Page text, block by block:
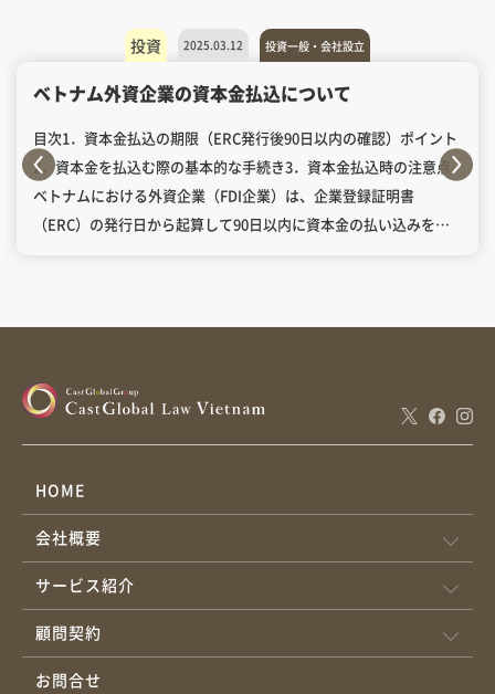
投資 2025.03.12 投資一般・会社設立
ベトナム外資企業の資本金払込について
目次1．資本金払込の期限（ERC発行後90日以内の確認）ポイント
2．資本金を払込む際の基本的な手続き3．資本金払込時の注意点
ベトナムにおける外資企業（FDI企業）は、企業登録証明書
（ERC）の発行日から起算して90日以内に資本金の払い込みを完
は、IRCの内容や当局からの通知をあらためてご確認いただくこと
をおすすめします。 一般的には「ERC発行から90日」ルールが適
や別の許可が必要なケースもあるため、最終的にはIRCや関連規定
の確認が必須です。 払込期限を過ぎた場合、行政処分やERC・IRC
の取り消し・修正を求められるリスクがあるため要注意です。 (1)
資本金専用口座（Capital Account）の開設 外資企業は、ベトナム
国内銀行に資本金専用口座を開設し、出資者からの資本金は原則
としてこの口座を通じて受領しなければなりません。通常口座と
区別し、外貨管理を適正に行うための規定となっています。 (2) 送
金時の目的表記 日本からベトナムへ送金する際は、送金目的を
HOME
会社概要
サービス紹介
顧問契約
お問合せ